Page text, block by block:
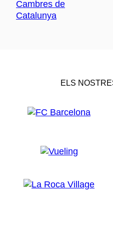
ELS